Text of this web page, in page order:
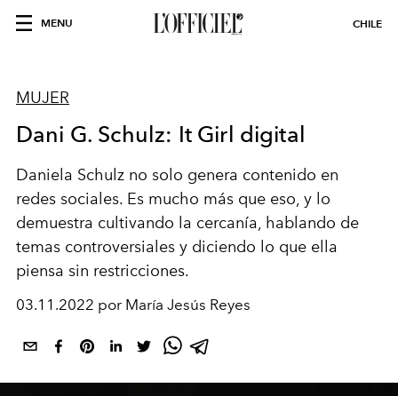
MENU CHILE
MUJER
Dani G. Schulz: It Girl digital
Daniela Schulz no solo genera contenido en
redes sociales. Es mucho más que eso, y lo
demuestra cultivando la cercanía, hablando de
temas controversiales y diciendo lo que ella
piensa sin restricciones.
03.11.2022 por María Jesús Reyes